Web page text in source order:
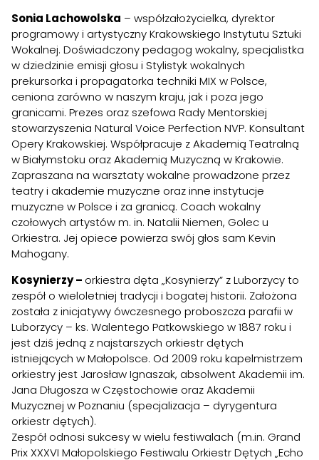
Sonia Lachowolska – współzałożycielka, dyrektor
programowy i artystyczny Krakowskiego Instytutu Sztuki
Wokalnej. Doświadczony pedagog wokalny, specjalistka
w dziedzinie emisji głosu i Stylistyk wokalnych
prekursorka i propagatorka techniki MIX w Polsce,
ceniona zarówno w naszym kraju, jak i poza jego
granicami. Prezes oraz szefowa Rady Mentorskiej
stowarzyszenia Natural Voice Perfection NVP. Konsultant
Opery Krakowskiej. Współpracuje z Akademią Teatralną
w Białymstoku oraz Akademią Muzyczną w Krakowie.
Zapraszana na warsztaty wokalne prowadzone przez
teatry i akademie muzyczne oraz inne instytucje
muzyczne w Polsce i za granicą. Coach wokalny
czołowych artystów m. in. Natalii Niemen, Golec u
Orkiestra. Jej opiece powierza swój głos sam Kevin
Mahogany.
Kosynierzy – orkiestra dęta „Kosynierzy” z Luborzycy to
zespół o wieloletniej tradycji i bogatej historii. Założona
została z inicjatywy ówczesnego proboszcza parafii w
Luborzycy – ks. Walentego Patkowskiego w 1887 roku i
jest dziś jedną z najstarszych orkiestr dętych
istniejących w Małopolsce. Od 2009 roku kapelmistrzem
orkiestry jest Jarosław Ignaszak, absolwent Akademii im.
Jana Długosza w Częstochowie oraz Akademii
Muzycznej w Poznaniu (specjalizacja – dyrygentura
orkiestr dętych).
Zespół odnosi sukcesy w wielu festiwalach (m.in. Grand
Prix XXXVI Małopolskiego Festiwalu Orkiestr Dętych „Echo